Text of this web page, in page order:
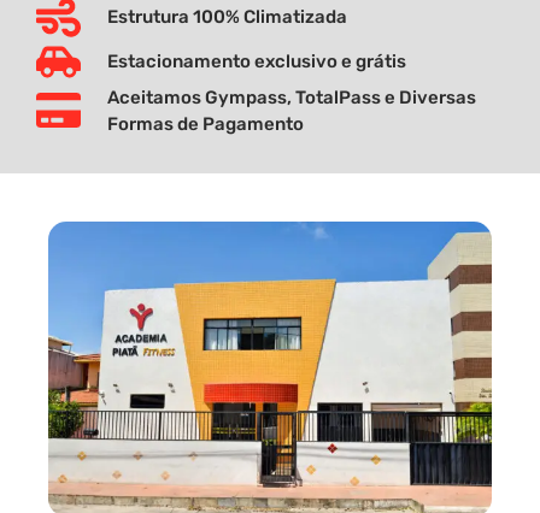
Estrutura 100% Climatizada
Estacionamento exclusivo e grátis
Aceitamos Gympass, TotalPass e Diversas
Formas de Pagamento